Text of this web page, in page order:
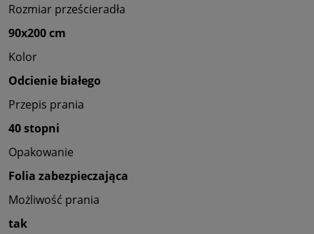
Rozmiar prześcieradła
90x200 cm
Kolor
Odcienie białego
Przepis prania
40 stopni
Opakowanie
Folia zabezpieczająca
Możliwość prania
tak